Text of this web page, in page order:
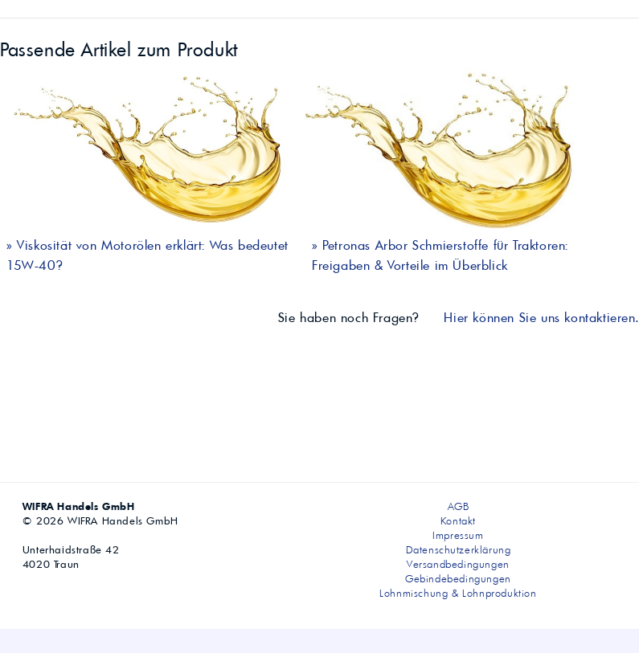
Passende Artikel zum Produkt
» Viskosität von Motorölen erklärt: Was bedeutet
15W-40?
» Petronas Arbor Schmierstoffe für Traktoren:
Freigaben & Vorteile im Überblick
Sie haben noch Fragen? Hier können Sie uns kontaktieren.
WIFRA Handels GmbH
© 2026 WIFRA Handels GmbH
Unterhaidstraße 42
4020 Traun
AGB
Kontakt
Impressum
Datenschutzerklärung
Versandbedingungen
Gebindebedingungen
Lohnmischung & Lohnproduktion